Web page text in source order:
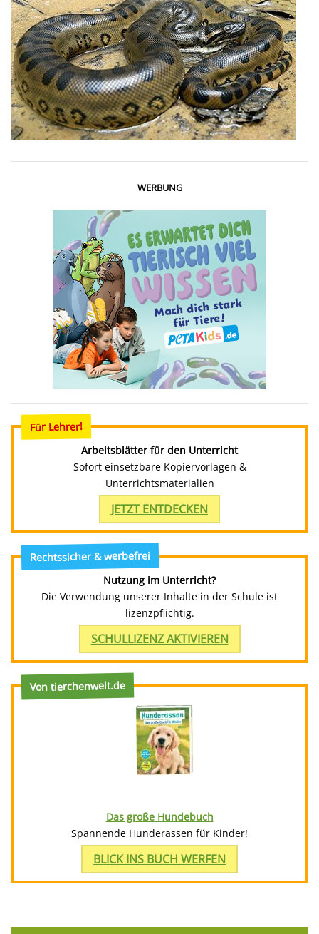
WERBUNG
Für Lehrer!
Arbeitsblätter für den Unterricht
Sofort einsetzbare Kopiervorlagen &
Unterrichtsmaterialien
JETZT ENTDECKEN
Rechtssicher & werbefrei
Nutzung im Unterricht?
Die Verwendung unserer Inhalte in der Schule ist
lizenzpflichtig.
SCHULLIZENZ AKTIVIEREN
Von tierchenwelt.de
Das große Hundebuch
Spannende Hunderassen für Kinder!
BLICK INS BUCH WERFEN